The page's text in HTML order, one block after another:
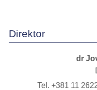
Direktor
dr
Tel. +381 11